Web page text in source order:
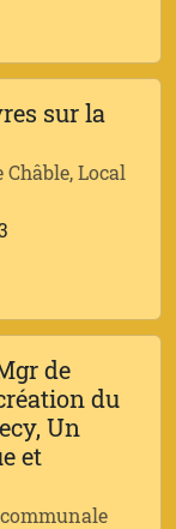
sur la
Châble, Local
de
du
Un
et